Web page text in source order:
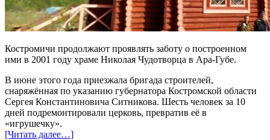
Костромичи продолжают проявлять заботу о построенном
ими в 2001 году храме Николая Чудотворца в Ара-Губе.
В июне этого года приезжала бригада строителей,
снаряжённая по указанию губернатора Костромской области
Сергея Константиновича Ситникова. Шесть человек за 10
дней подремонтировали церковь, превратив её в
«игрушечку».
[Читать далее…]